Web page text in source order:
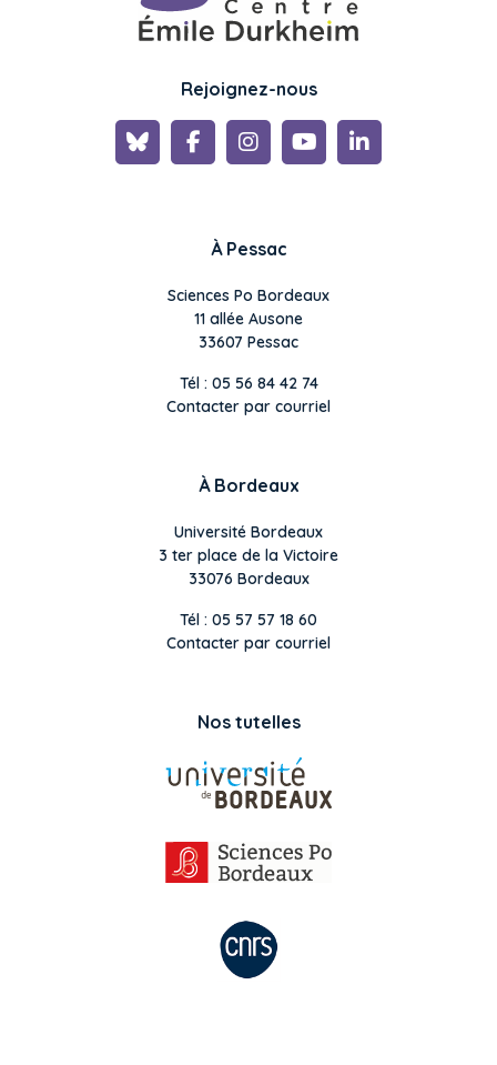
Rejoignez-nous
À Pessac
Sciences Po Bordeaux
11 allée Ausone
33607 Pessac
Tél : 05 56 84 42 74
Contacter par courriel
À Bordeaux
Université Bordeaux
3 ter place de la Victoire
33076 Bordeaux
Tél : 05 57 57 18 60
Contacter par courriel
Nos tutelles